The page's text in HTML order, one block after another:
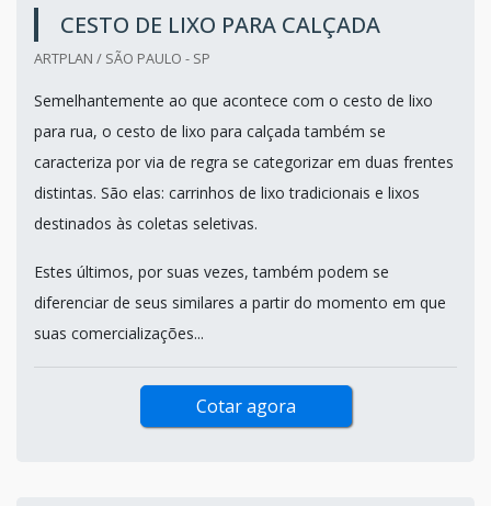
CESTO DE LIXO PARA CALÇADA
ARTPLAN / SÃO PAULO - SP
Semelhantemente ao que acontece com o cesto de lixo
para rua, o cesto de lixo para calçada também se
caracteriza por via de regra se categorizar em duas frentes
distintas. São elas: carrinhos de lixo tradicionais e lixos
destinados às coletas seletivas.
Estes últimos, por suas vezes, também podem se
diferenciar de seus similares a partir do momento em que
suas comercializações...
Cotar agora